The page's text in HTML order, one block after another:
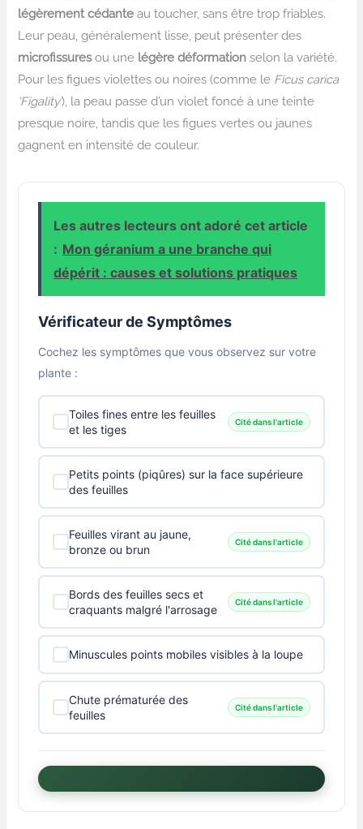
légèrement cédante au toucher, sans être trop friables.
Leur peau, généralement lisse, peut présenter des
microfissuresou une légère déformation selon la variété.
Pour les figues violettes ou noires (comme le Ficus carica
‘Figality’), la peau passe d’un violet foncé à une teinte
presque noire, tandis que les figues vertes ou jaunes
gagnent en intensité de couleur.
Les autres lecteurs ont adoré cet article
: Mon géranium a une branche qui
dépérit : causes et solutions pratiques
Vérificateur de Symptômes
Cochez les symptômes que vous observez sur votre
plante :
Toiles fines entre les feuilles
et les tiges
Cité dans l'article
Petits points (piqûres) sur la face supérieure
des feuilles
Feuilles virant au jaune,
bronze ou brun
Cité dans l'article
Bords des feuilles secs et
craquants malgré l'arrosage
Cité dans l'article
Minuscules points mobiles visibles à la loupe
Chute prématurée des
feuilles
Cité dans l'article